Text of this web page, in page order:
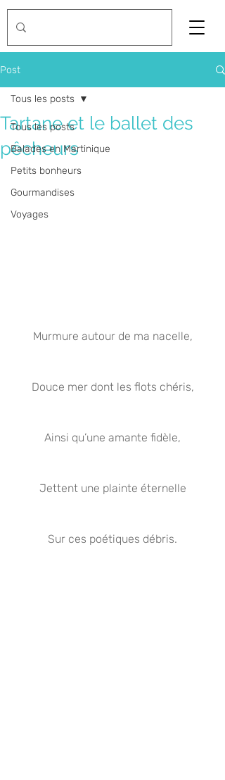
Post
Tous les posts
Balades en Martinique
Petits bonheurs
Gourmandises
Voyages
Tous les posts
Tartane et le ballet des
pêcheurs
Murmure autour de ma nacelle,
Douce mer dont les flots chéris,
Ainsi qu’une amante fidèle,
Jettent une plainte éternelle
Sur ces poétiques débris.